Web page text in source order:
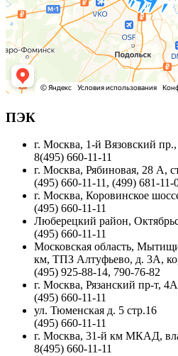
ПЭК
г. Москва, 1-й Вязовский
8(495) 660-11-11
г. Москва, Рябиновая, 28 А,
(495) 660-11-11, (499) 681-11-
г. Москва, Коровинское
(495) 660-11-11
Люберецкий район,
(495) 660-11-11
Московская область,
км, ТПЗ Алтуфьево, д. 3А,
(495) 925-88-14, 790-76-82
г. Москва, Рязанский пр-т,
(495) 660-11-11
ул. Тюменская д. 5 стр.16
(495) 660-11-11
г. Москва, 31-й км МКАД,
8(495) 660-11-11